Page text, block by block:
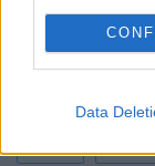
Data
ΕΤΙΚΕΤΕΣ
android